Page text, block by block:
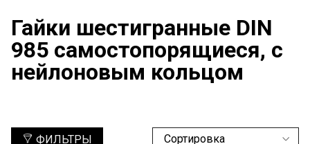
Гайки шестигранные DIN
985 самостопорящиеся, с
нейлоновым кольцом
ФИЛЬТРЫ